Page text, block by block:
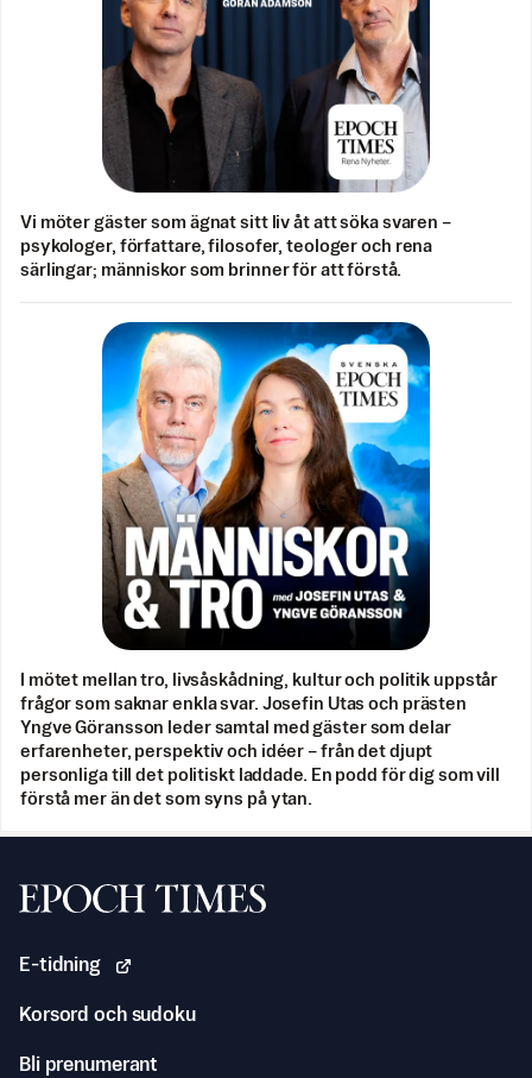
Vi möter gäster som ägnat sitt liv åt att söka svaren –
psykologer, författare, filosofer, teologer och rena
särlingar; människor som brinner för att förstå.
I mötet mellan tro, livsåskådning, kultur och politik uppstår
frågor som saknar enkla svar. Josefin Utas och prästen
Yngve Göransson leder samtal med gäster som delar
erfarenheter, perspektiv och idéer – från det djupt
personliga till det politiskt laddade. En podd för dig som vill
förstå mer än det som syns på ytan.
Svenska Epoch Times
E-tidning
Korsord och sudoku
Bli prenumerant